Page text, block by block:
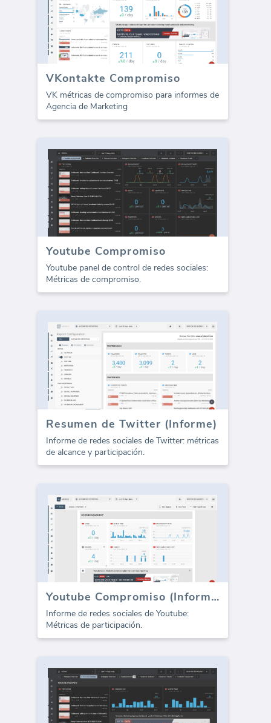
VKontakte Compromiso
VK métricas de compromiso para informes de
Agencia de Marketing
Youtube Compromiso
Youtube panel de control de redes sociales:
Métricas de compromiso.
Resumen de Twitter (Informe)
Informe de redes sociales de Twitter: métricas
de alcance y participación.
Youtube Compromiso (Informe)
Informe de redes sociales de Youtube:
Métricas de participación.